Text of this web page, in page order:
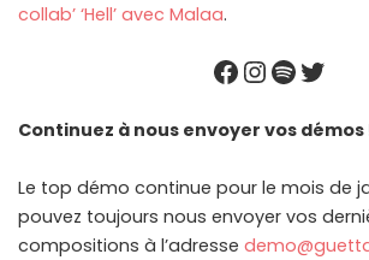
collab’ ‘Hell’ avec Malaa.
Facebook InstagramSpotify Twitter
Continuez à nous envoyer vos démos
Le top démo continue pour le mois de
pouvez toujours nous envoyer vos
compositions à l’adresse